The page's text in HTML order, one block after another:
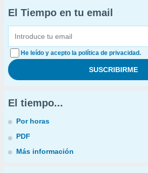
El Tiempo en tu email
He leído y acepto la política de privacidad.
El tiempo...
Por horas
PDF
Más información